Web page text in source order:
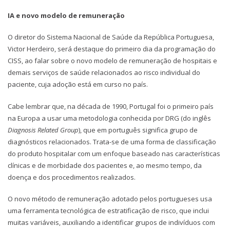
IA e novo modelo de remuneração
O diretor do Sistema Nacional de Saúde da República Portuguesa,
Victor Herdeiro, será destaque do primeiro dia da programação do
CISS, ao falar sobre o novo modelo de remuneração de hospitais e
demais serviços de saúde relacionados ao risco individual do
paciente, cuja adoção está em curso no país.
Cabe lembrar que, na década de 1990, Portugal foi o primeiro país
na Europa a usar uma metodologia conhecida por DRG (do inglês
Diagnosis Related Group), que em português significa grupo de
diagnósticos relacionados. Trata-se de uma forma de classificação
do produto hospitalar com um enfoque baseado nas características
clínicas e de morbidade dos pacientes e, ao mesmo tempo, da
doença e dos procedimentos realizados.
O novo método de remuneração adotado pelos portugueses usa
uma ferramenta tecnológica de estratificação de risco, que inclui
muitas variáveis, auxiliando a identificar grupos de indivíduos com